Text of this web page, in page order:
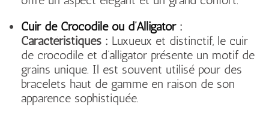
Cuir de Crocodile ou d’Alligator:
Caractéristiques : Luxueux et distinctif, le cuir
de crocodile et d’alligator présente un motif de
grains unique. Il est souvent utilisé pour des
bracelets haut de gamme en raison de son
apparence sophistiquée.